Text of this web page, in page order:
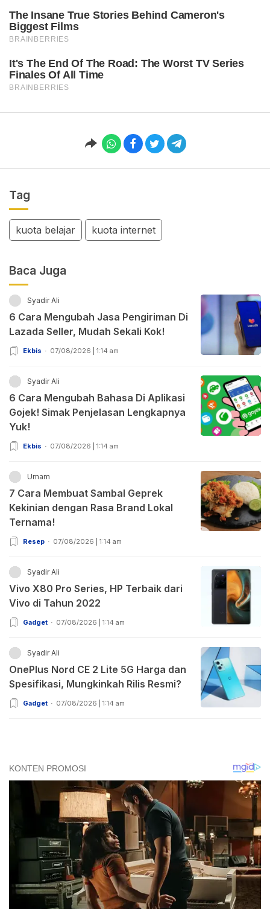
Tag
kuota belajar kuota internet
Baca Juga
Syadir Ali
6 Cara Mengubah Jasa Pengiriman Di
Lazada Seller, Mudah Sekali Kok!
Ekbis 07/08/2026 | 1:14 am
Syadir Ali
6 Cara Mengubah Bahasa Di Aplikasi
Gojek! Simak Penjelasan Lengkapnya
Yuk!
Ekbis 07/08/2026 | 1:14 am
Umam
7 Cara Membuat Sambal Geprek
Kekinian dengan Rasa Brand Lokal
Ternama!
Resep 07/08/2026 | 1:14 am
Syadir Ali
Vivo X80 Pro Series, HP Terbaik dari
Vivo di Tahun 2022
Gadget 07/08/2026 | 1:14 am
Syadir Ali
OnePlus Nord CE 2 Lite 5G Harga dan
Spesifikasi, Mungkinkah Rilis Resmi?
Gadget 07/08/2026 | 1:14 am